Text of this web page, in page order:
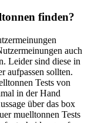
finden?
auch
Leider sind diese in
aufpassen sollten.
Tests von
in der Hand
über das box
muelltonnen Tests